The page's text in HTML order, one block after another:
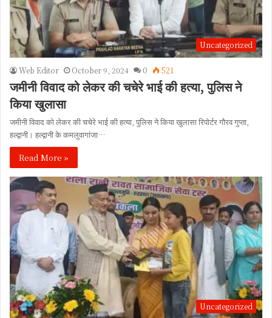
Uncategorized
Web Editor October 9, 2024 0 521
जमीनी विवाद को लेकर की चचेरे भाई की हत्या, पुलिस ने
किया खुलासा
जमीनी विवाद को लेकर की चचेरे भाई की हत्या, पुलिस ने किया खुलासा रिपोर्टर गौरव गुप्ता,
हल्द्वानी। हल्द्वानी के कमलुवागांजा…
Read More »
Uncategorized